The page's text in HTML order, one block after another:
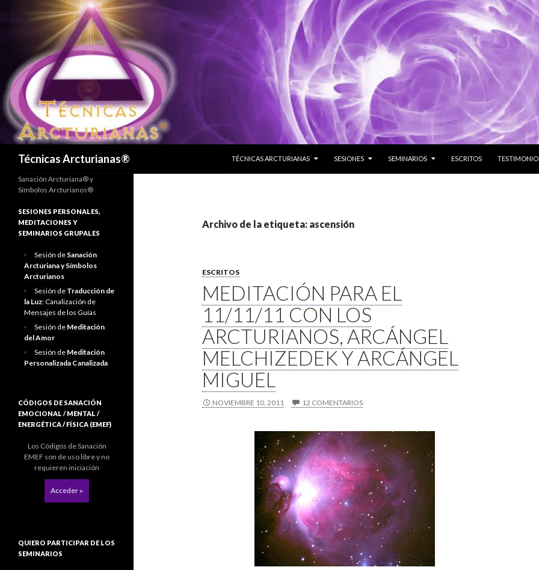
Técnicas Arcturianas®
TÉCNICAS ARCTURIANAS
SESIONES SEMINARIOS ESCRITOS
Archivo de la etiqueta: ascensión
ESCRITOS
MEDITACIÓN PARA EL
11/11/11 CON LOS
ARCTURIANOS, ARCÁNGEL
MELCHIZEDEK Y ARCÁNGEL
MIGUEL
NOVIEMBRE 10, 2011 12 COMENTARIOS
Sanación Arcturiana® y
Símbolos Arcturianos®
SESIONES PERSONALES,
MEDITACIONES Y
SEMINARIOS GRUPALES
Sesión de Sanación
Arcturiana y Símbolos
Arcturianos
Sesión de Traducción de
la Luz: Canalización de
Mensajes de los Guías
Sesión de Meditación
del Amor
Sesión de Meditación
Personalizada Canalizada
CÓDIGOS DE SANACIÓN
EMOCIONAL / MENTAL /
ENERGÉTICA / FÍSICA (EMEF)
Los Códigos de Sanación
EMEF son de uso libre y no
requieren iniciación
Acceder »
QUIERO PARTICIPAR DE LOS
SEMINARIOS